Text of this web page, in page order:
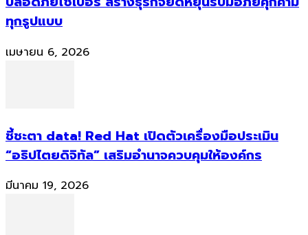
ทุกรูปแบบ
เมษายน 6, 2026
ชี้ชะตา data! Red Hat เปิดตัวเครื่องมือประเมิน
“อธิปไตยดิจิทัล” เสริมอำนาจควบคุมให้องค์กร
มีนาคม 19, 2026